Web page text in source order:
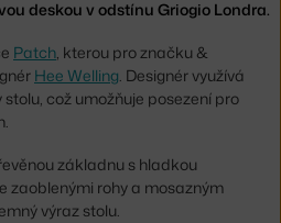
deskou v odstínu Griogio Londra.
Patch, kterou pro značku &
Hee Welling. Designér využívá
což umožňuje posezení pro
základnu s hladkou
zaoblenými rohy a mosazným
výraz stolu.